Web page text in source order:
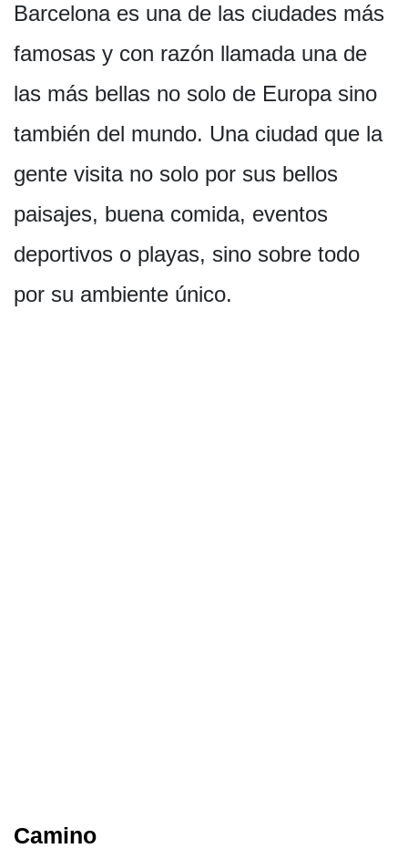
Barcelona es una de las ciudades más
famosas y con razón llamada una de
las más bellas no solo de Europa sino
también del mundo. Una ciudad que la
gente visita no solo por sus bellos
paisajes, buena comida, eventos
deportivos o playas, sino sobre todo
por su ambiente único.
Camino